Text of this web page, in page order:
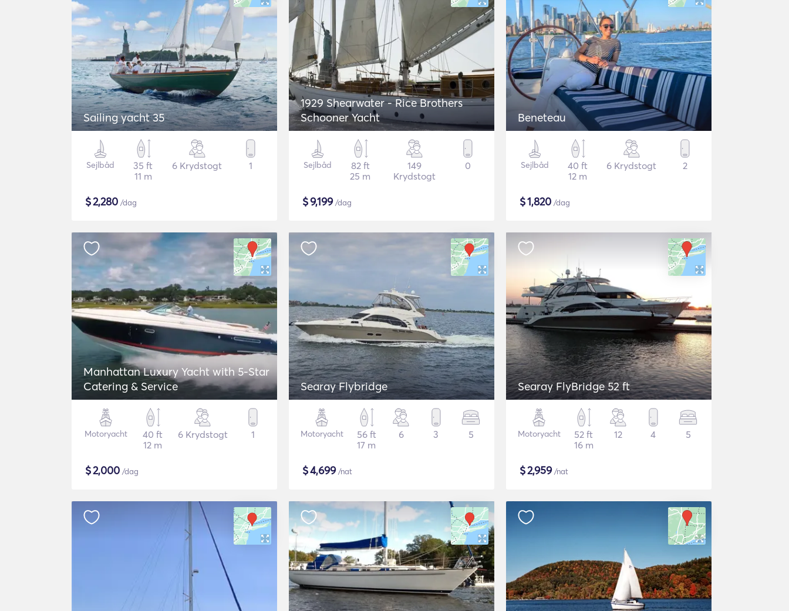
Sailing yacht 35
Sejlbåd
35 ft
11 m
6 Krydstogt 1
$2,280 /dag
1929 Shearwater - Rice Brothers
Schooner Yacht
Sejlbåd
82 ft
25 m
149
Krydstogt
0
$9,199/dag
Beneteau
Sejlbåd
40 ft
12 m
6 Krydstogt 2
$1,820 /dag
Manhattan Luxury Yacht with 5-Star
Catering & Service
Motoryacht
40 ft
12 m
6 Krydstogt 1
$2,000 /dag
Searay Flybridge
Motoryacht
56 ft
17 m
6 3 5
$4,699/nat
Searay FlyBridge 52 ft
Motoryacht
52 ft
16 m
12 4 5
$2,959/nat